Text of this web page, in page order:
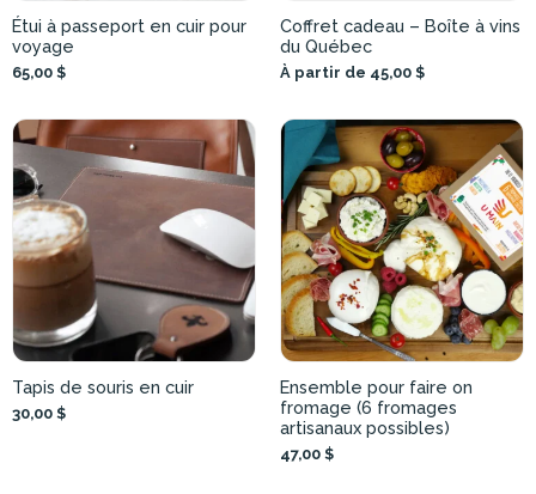
Étui à passeport en cuir pour
voyage
65,00 $
Coffret cadeau – Boîte à vins
du Québec
À partir de 45,00 $
Tapis de souris en cuir
30,00 $
Ensemble pour faire on
fromage (6 fromages
artisanaux possibles)
47,00 $